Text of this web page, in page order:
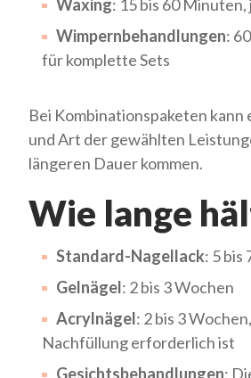
Waxing: 15 bis 60
Wimpernbehandlungen:
für komplette Sets
Bei Kombinationspaketen kann
und Art der gewählten
längeren Dauer kommen.
Wie lange
Standard-Nagellack: 5 bis
Gelnägel: 2 bis 3 Wochen
Acrylnägel: 2 bis 3
Nachfüllung erforderlich ist
Gesichtsbehandlungen: